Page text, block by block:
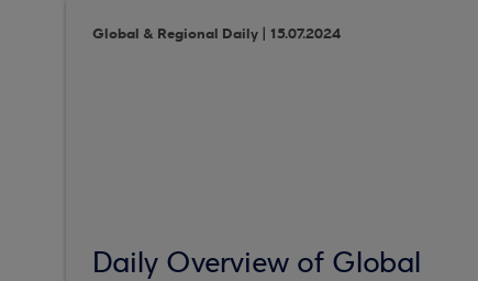
Global & Regional Daily | 15.07.2024
Daily Overview of Global